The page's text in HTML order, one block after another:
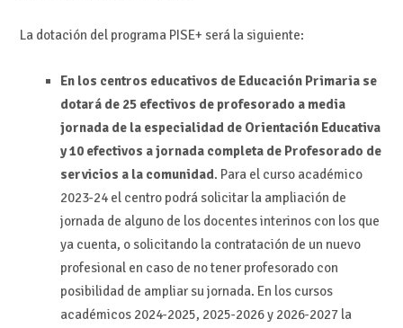
La dotación del programa PISE+ será la siguiente:
En los centros educativos de Educación Primaria se
dotará de 25 efectivos de profesorado a media
jornada de la especialidad de Orientación Educativa
y 10 efectivos a jornada completa de Profesorado de
servicios a la comunidad. Para el curso académico
2023-24 el centro podrá solicitar la ampliación de
jornada de alguno de los docentes interinos con los que
ya cuenta, o solicitando la contratación de un nuevo
profesional en caso de no tener profesorado con
posibilidad de ampliar su jornada. En los cursos
académicos 2024-2025, 2025-2026 y 2026-2027 la